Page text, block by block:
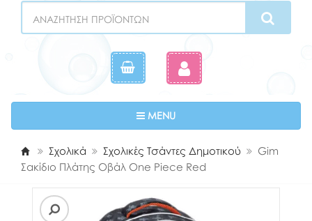
MENUToggle navigation
Σχολικά Σχολικές Τσάντες Δημοτικού
Gim
Σακίδιο Πλάτης Οβάλ One Piece Red